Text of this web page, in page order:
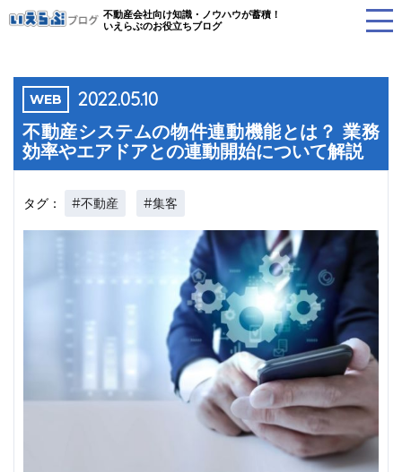
不動産会社向け知識・ノウハウが蓄積！
いえらぶのお役立ちブログ
WEB 2022.05.10
不動産システムの物件連動機能とは？ 業務
効率やエアドアとの連動開始について解説
タグ： #不動産 #集客